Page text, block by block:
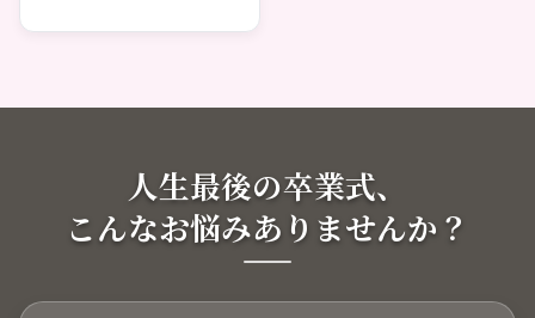
人生最後の卒業式、
こんなお悩みありませんか？